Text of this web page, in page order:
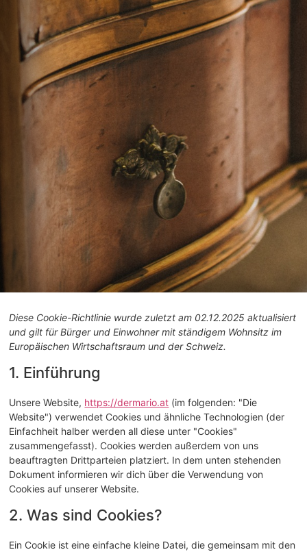
Diese Cookie-Richtlinie wurde zuletzt am 02.12.2025 aktualisiert
und gilt für Bürger und Einwohner mit ständigem Wohnsitz im
Europäischen Wirtschaftsraum und der Schweiz.
1. Einführung
Unsere Website, https://dermario.at (im folgenden: "Die
Website") verwendet Cookies und ähnliche Technologien (der
Einfachheit halber werden all diese unter "Cookies"
zusammengefasst). Cookies werden außerdem von uns
beauftragten Drittparteien platziert. In dem unten stehenden
Dokument informieren wir dich über die Verwendung von
Cookies auf unserer Website.
2. Was sind Cookies?
Ein Cookie ist eine einfache kleine Datei, die gemeinsam mit den